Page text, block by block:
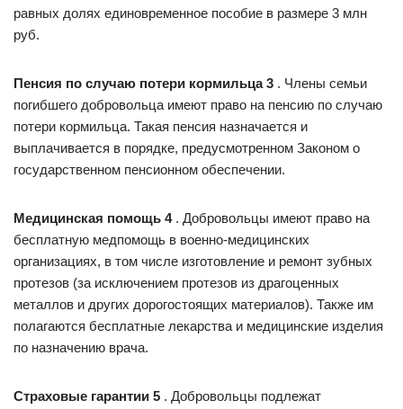
равных долях единовременное пособие в размере 3 млн
руб.
Пенсия по случаю потери кормильца 3 . Члены семьи
погибшего добровольца имеют право на пенсию по случаю
потери кормильца. Такая пенсия назначается и
выплачивается в порядке, предусмотренном Законом о
государственном пенсионном обеспечении.
Медицинская помощь 4. Добровольцы имеют право на
бесплатную медпомощь в военно-медицинских
организациях, в том числе изготовление и ремонт зубных
протезов (за исключением протезов из драгоценных
металлов и других дорогостоящих материалов). Также им
полагаются бесплатные лекарства и медицинские изделия
по назначению врача.
Страховые гарантии 5 . Добровольцы подлежат